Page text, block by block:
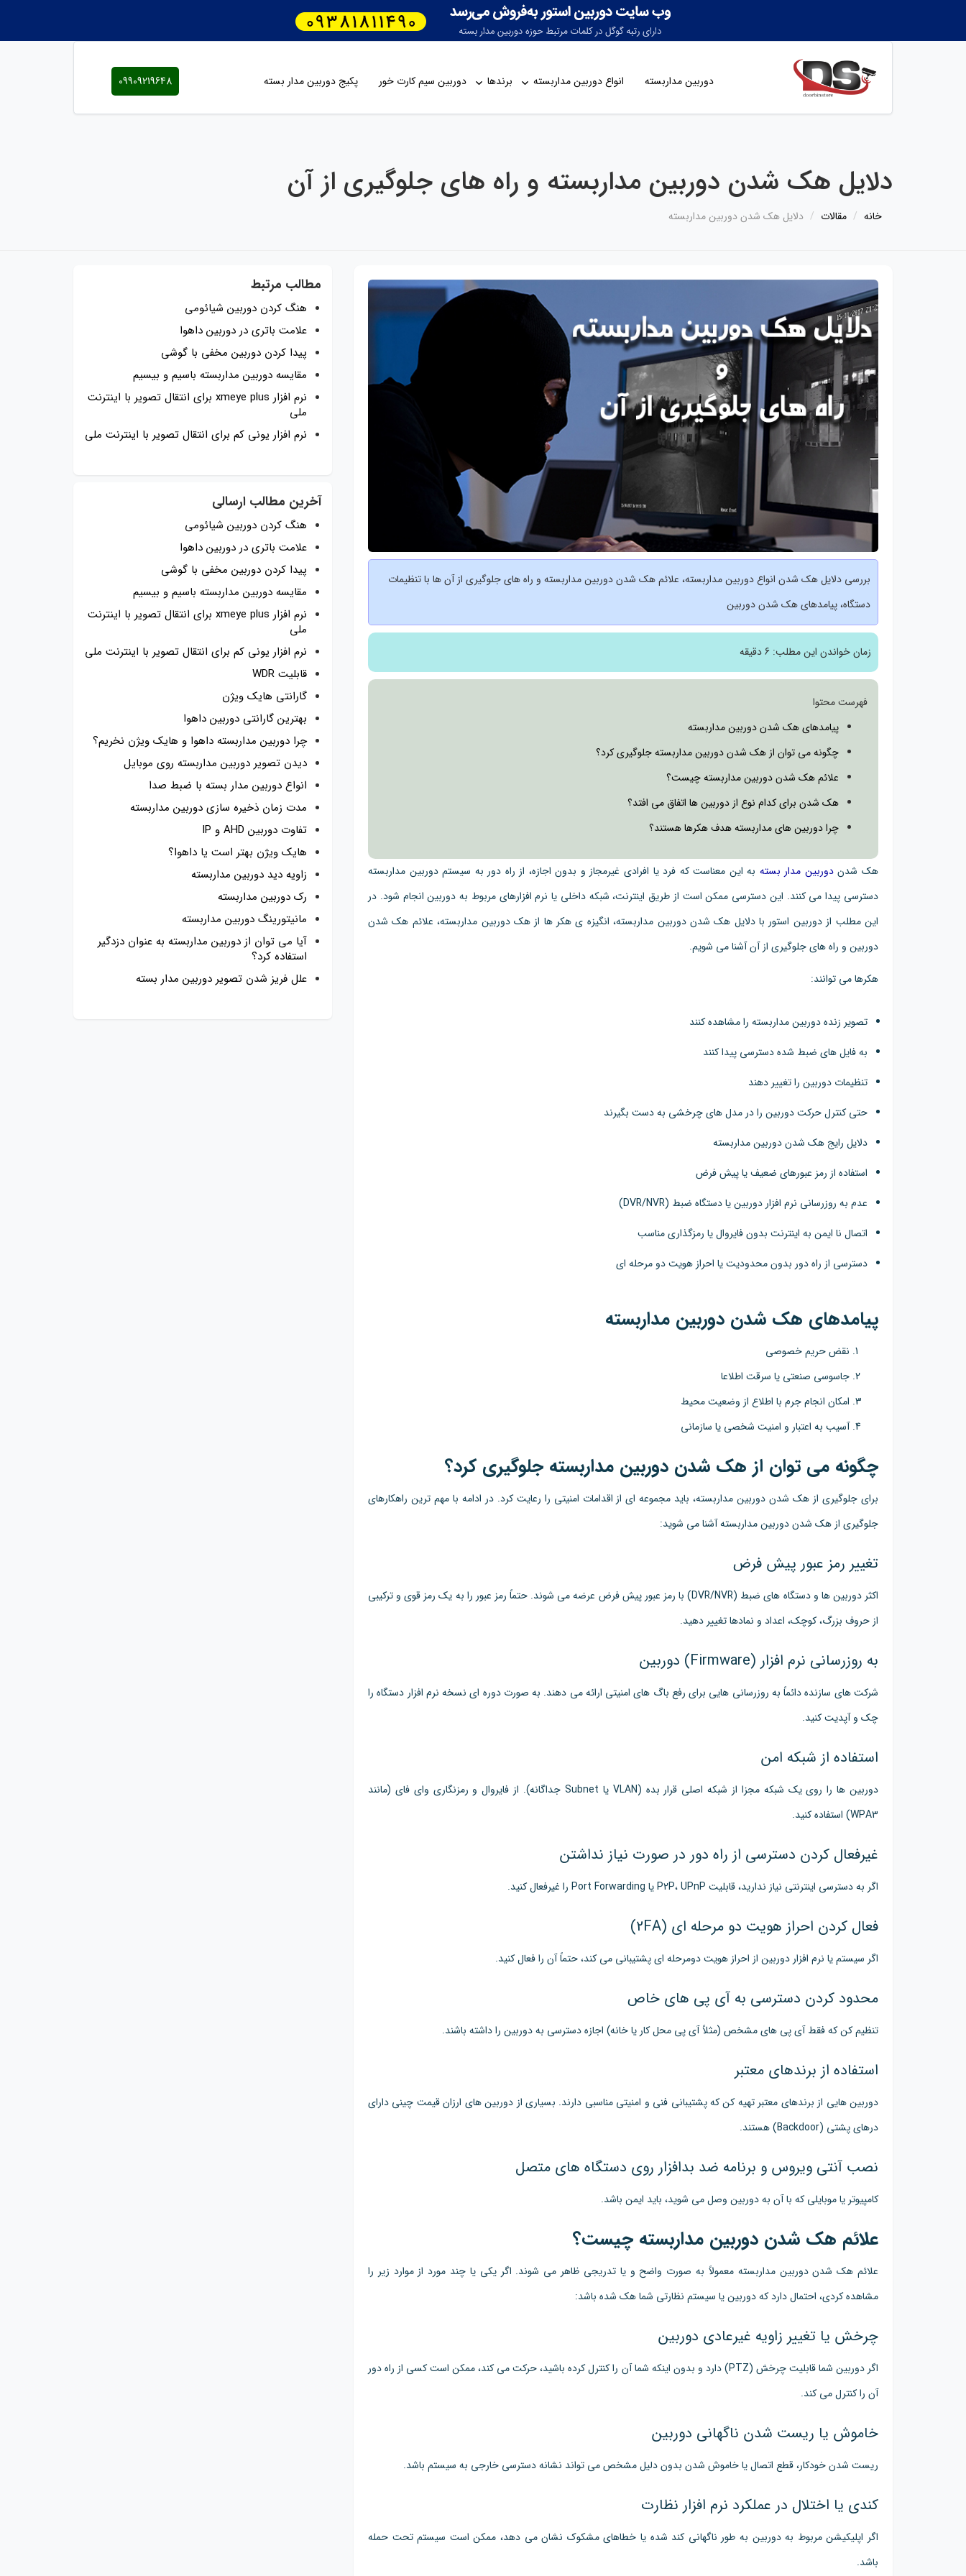
دوربین مداربسته انواع دوربین مداربسته برندها دوربین سیم کارت خور پکیج دوربین مدار بسته 09909219648
دلایل هک شدن دوربین مداربسته و راه های جلوگیری از آن
خانه مقالات دلایل هک شدن دوربین مداربسته
بررسی دلایل هک شدن انواع دوربین مداربسته، علائم هک شدن دوربین مداربسته و راه های جلوگیری از آن ها با تنظیمات
دستگاه، پیامدهای هک شدن دوربین
زمان خواندن این مطلب: 6 دقیقه
فهرست محتوا
پیامدهای هک شدن دوربین مداربسته
چگونه می توان از هک شدن دوربین مداربسته جلوگیری کرد؟
علائم هک شدن دوربین مداربسته چیست؟
هک شدن برای کدام نوع از دوربین ها اتفاق می افتد؟
چرا دوربین های مداربسته هدف هکرها هستند؟
هک شدندوربین مدار بسته به این معناست که فرد یا افرادی غیرمجاز و بدون اجازه، از راه دور به سیستم دوربین مداربسته
دسترسی پیدا می کنند. این دسترسی ممکن است از طریق اینترنت، شبکه داخلی یا نرم افزارهای مربوط به دوربین انجام شود. در
این مطلب از دوربین استور با دلایل هک شدن دوربین مداربسته، انگیزه ی هکر ها از هک دوربین مداربسته، علائم هک شدن
دوربین و راه های جلوگیری از آن آشنا می شویم.
هکرها می توانند:
تصویر زنده دوربین مداربسته را مشاهده کنند
به فایل های ضبط شده دسترسی پیدا کنند
تنظیمات دوربین را تغییر دهند
حتی کنترل حرکت دوربین را در مدل های چرخشی به دست بگیرند
دلایل رایج هک شدن دوربین مداربسته
استفاده از رمز عبورهای ضعیف یا پیش فرض
عدم به روزرسانی نرم افزار دوربین یا دستگاه ضبط (DVR/NVR)
اتصال نا ایمن به اینترنت بدون فایروال یا رمزگذاری مناسب
دسترسی از راه دور بدون محدودیت یا احراز هویت دو مرحله ای
پیامدهای هک شدن دوربین مداربسته
نقض حریم خصوصی
جاسوسی صنعتی یا سرقت اطلاعا
امکان انجام جرم با اطلاع از وضعیت محیط
آسیب به اعتبار و امنیت شخصی یا سازمانی
چگونه می توان از هک شدن دوربین مداربسته جلوگیری کرد؟
برای جلوگیری از هک شدن دوربین مداربسته، باید مجموعه ای از اقدامات امنیتی را رعایت کرد. در ادامه با مهم ترین راهکارهای
جلوگیری از هک شدن دوربین مداربسته آشنا می شوید:
تغییر رمز عبور پیش فرض
اکثر دوربین ها و دستگاه های ضبط (DVR/NVR) با رمز عبور پیش فرض عرضه می شوند. حتماً رمز عبور را به یک رمز قوی و ترکیبی
از حروف بزرگ، کوچک، اعداد و نمادها تغییر دهید.
به روزرسانی نرم افزار (Firmware) دوربین
شرکت های سازنده دائماً به روزرسانی هایی برای رفع باگ های امنیتی ارائه می دهند. به صورت دوره ای نسخه نرم افزار دستگاه را
چک و آپدیت کنید.
استفاده از شبکه امن
دوربین ها را روی یک شبکه مجزا از شبکه اصلی قرار بده (VLAN یا Subnet جداگانه). از فایروال و رمزنگاری وای فای (مانند
WPA3) استفاده کنید.
غیرفعال کردن دسترسی از راه دور در صورت نیاز نداشتن
اگر به دسترسی اینترنتی نیاز ندارید، قابلیت P2P، UPnP یا Port Forwarding را غیرفعال کنید.
فعال کردن احراز هویت دو مرحله ای (2FA
)
اگر سیستم یا نرم افزار دوربین از احراز هویت دومرحله ای پشتیبانی می کند، حتماً آن را فعال کنید.
محدود کردن دسترسی به آی پی های خاص
تنظیم کن که فقط آی پی های مشخص (مثلاً آی پی محل کار یا خانه) اجازه دسترسی به دوربین را داشته باشند.
استفاده از برندهای معتبر
دوربین هایی از برندهای معتبر تهیه کن که پشتیبانی فنی و امنیتی مناسبی دارند. بسیاری از دوربین های ارزان قیمت چینی دارای
درهای پشتی (Backdoor) هستند.
نصب آنتی ویروس و برنامه ضد بدافزار روی دستگاه های متصل
کامپیوتر یا موبایلی که با آن به دوربین وصل می شوید، باید ایمن باشد.
علائم هک شدن دوربین مداربسته چیست؟
علائم هک شدن دوربین مداربسته معمولاً به صورت واضح و یا تدریجی ظاهر می شوند. اگر یکی یا چند مورد از موارد زیر را
مشاهده کردی، احتمال دارد که دوربین یا سیستم نظارتی شما هک شده باشد:
چرخش یا تغییر زاویه غیرعادی دوربین
اگر دوربین شما قابلیت چرخش (PTZ) دارد و بدون اینکه شما آن را کنترل کرده باشید، حرکت می کند، ممکن است کسی از راه دور
آن را کنترل می کند.
خاموش یا ریست شدن ناگهانی دوربین
ریست شدن خودکار، قطع اتصال یا خاموش شدن بدون دلیل مشخص می تواند نشانه دسترسی خارجی به سیستم باشد.
کندی یا اختلال در عملکرد نرم افزار نظارت
اگر اپلیکیشن مربوط به دوربین به طور ناگهانی کند شده یا خطاهای مشکوک نشان می دهد، ممکن است سیستم تحت حمله
باشد.
مطالب مرتبط
هنگ کردن دوربین شیائومی
علامت باتری در دوربین داهوا
پیدا کردن دوربین مخفی با گوشی
مقایسه دوربین مداربسته باسیم و بیسیم
نرم افزار xmeye plus برای انتقال تصویر با اینترنت
ملی
نرم افزار یونی کم برای انتقال تصویر با اینترنت ملی
آخرین مطالب ارسالی
هنگ کردن دوربین شیائومی
علامت باتری در دوربین داهوا
پیدا کردن دوربین مخفی با گوشی
مقایسه دوربین مداربسته باسیم و بیسیم
نرم افزار xmeye plus برای انتقال تصویر با اینترنت
ملی
نرم افزار یونی کم برای انتقال تصویر با اینترنت ملی
قابلیت WDR
گارانتی هایک ویژن
بهترین گارانتی دوربین داهوا
چرا دوربین مداربسته داهوا و هایک ویژن نخریم؟
دیدن تصویر دوربین مداربسته روی موبایل
انواع دوربین مدار بسته با ضبط صدا
مدت زمان ذخیره سازی دوربین مداربسته
تفاوت دوربین AHD و IP
هایک ویژن بهتر است یا داهوا؟
زاویه دید دوربین مداربسته
رک دوربین مداربسته
مانیتورینگ دوربین مداربسته
آیا می توان از دوربین مداربسته به عنوان دزدگیر
استفاده کرد؟
علل فریز شدن تصویر دوربین مدار بسته